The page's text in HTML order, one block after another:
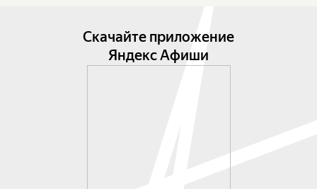
Скачайте приложение
Яндекс Афиши